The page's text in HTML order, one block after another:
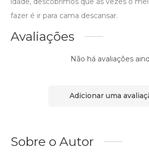
fazer é ir para cama descansar.
Avaliações
Não há avaliações
Adicionar uma
Sobre o Autor